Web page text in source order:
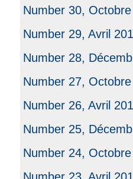
Number 30,
Number 29, Avril
Number 28,
Number 27,
Number 26, Avril
Number 25,
Number 24,